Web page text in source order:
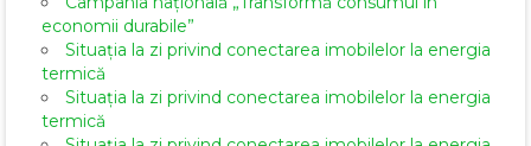
economii durabile”
Situația la zi privind conectarea imobilelor la energia
termică
Situația la zi privind conectarea imobilelor la energia
termică